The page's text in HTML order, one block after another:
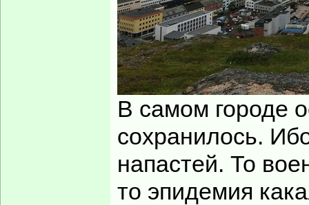
В самом городе
сохранилось.
напастей. То
то эпидемия